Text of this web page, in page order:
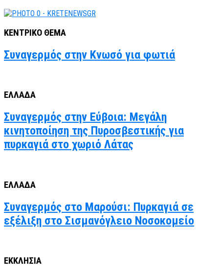
ΚΕΝΤΡΙΚΟ ΘΕΜΑ
Συναγερμός στην Κνωσό για φωτιά
ΕΛΛΑΔΑ
Συναγερμός στην Εύβοια: Μεγάλη
κινητοποίηση της Πυροσβεστικής για
πυρκαγιά στο χωριό Λάτας
ΕΛΛΑΔΑ
Συναγερμός στο Μαρούσι: Πυρκαγιά σε
εξέλιξη στο Σισμανόγλειο Νοσοκομείο
ΕΚΚΛΗΣΙΑ